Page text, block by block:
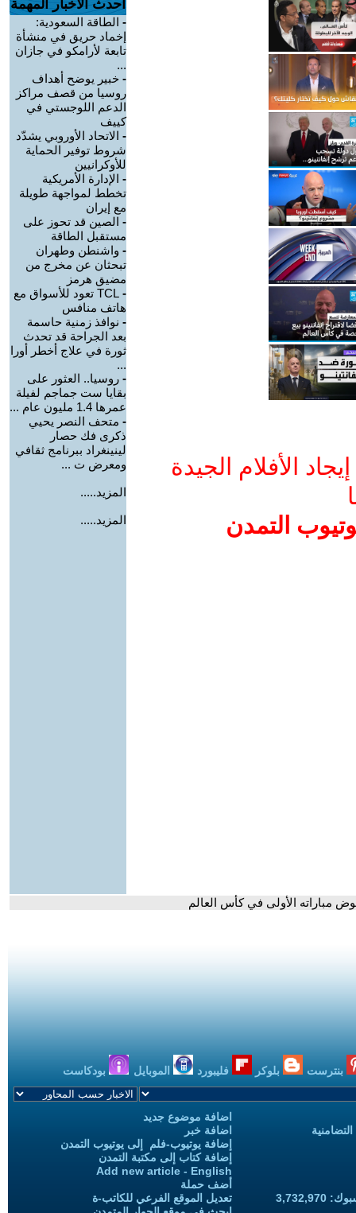
الأفلام الجيدة
التمدن
احدث الأخبار المهمة
- الطاقة السعودية:
إخماد حريق في منشأة
تابعة لأرامكو في جازان
...
- خبير يوضح أهداف
روسيا من قصف مراكز
الدعم اللوجستي في
كييف
- الاتحاد الأوروبي يشدّد
شروط توفير الحماية
للأوكرانيين
- الإدارة الأمريكية
تخطط لمواجهة طويلة
مع إيران
- الصين قد تحوز على
مستقبل الطاقة
- واشنطن وطهران
تبحثان عن مخرج من
مضيق هرمز
-
TCL تعود للأسواق مع
هاتف منافس
- نوافذ زمنية حاسمة
بعد الجراحة قد تحدث
ثورة في علاج أخطر أورا
...
- روسيا.. العثور على
بقايا ست جماجم لفيلة
عمرها 1.4 مليون عام ...
- متحف النصر يحيي
ذكرى فك حصار
لينينغراد ببرنامج ثقافي
ومعرض ت ...
المزيد.....
المزيد.....
مباراته الأولى في كأس العالم
بنترست بلوكر فليبورد الموبايل بودكاست
اضافة موضوع جديد
اضافة خبر
إضافة يوتيوب-فلم إلى يوتيوب التمدن
إضافة كتاب إلى مكتبة التمدن
Add new article - English
أضف حملة
تعديل الموقع الفرعي للكاتب-ة